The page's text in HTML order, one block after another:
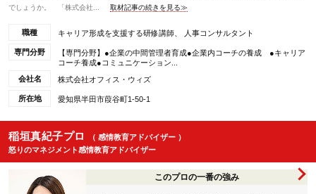
でしょうか。 「株式会社...
取材記事の続きを見る≫
職種 キャリア形成を支援する研修講師、 人事コンサルタント
専門分野
【専門分野】●企業の中間管理者育成●企業内コーチの養成 ●キャリア
コーチ養成●コミュニケーション...
会社名
株式会社オフィス・ウィズ
所在地 愛知県半田市葭谷町1-50-1
稲垣真紀子プロ
（ 感情教育アドバイザー ）
怒りのマネジメント感情教育アドバイザー
このプロの一番の強み